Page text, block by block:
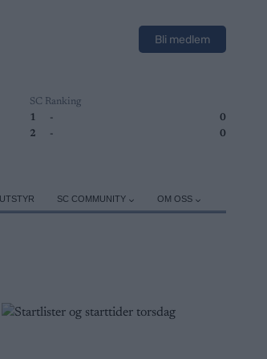
Bli medlem
SC Ranking
1
-
0
2
- 0
UTSTYR SC COMMUNITY OM OSS